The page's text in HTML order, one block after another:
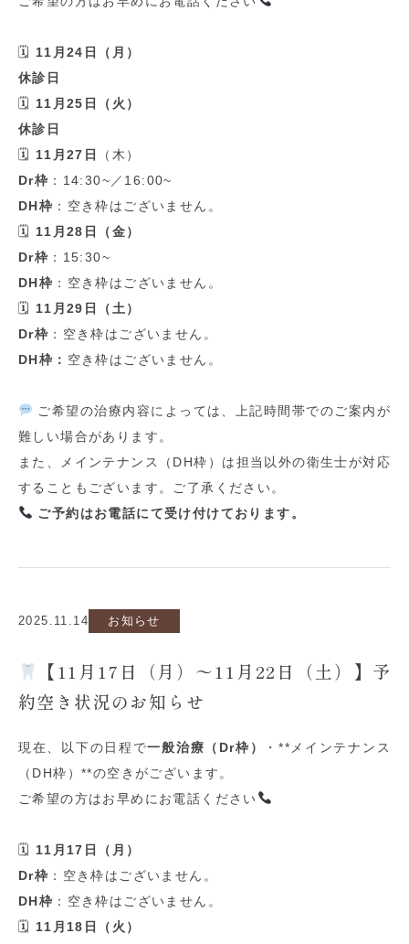
🗓 11 月24 日（月）
休診日
🗓
11 月25 日（火）
休診日
🗓
11 月27 日
（木）
Dr枠 ： 14:30~ ／ 16:00~
DH枠 ：空き枠はございません。
🗓
11 月28 日（金）
Dr枠 ： 15:30~
DH枠 ：空き枠はございません。
🗓
11 月29 日（土）
Dr枠 ：空き枠はございません。
DH枠： 空き枠はございません。
ご希望の治療内容によっては、上記時間帯でのご案内が
難しい場合があります。
また、メインテナンス（ DH枠）は担当以外の衛生士が対応
することもございます。ご了承ください。
ご予約はお電話にて受け付けております。
2025.11.14 お知らせ
【11月17日（月）〜11月22日（土）】予
約空き状況のお知らせ
現在、以下の日程で一般治療（ Dr枠） ・** メインテナンス
（ DH枠）**の空きがございます。
ご希望の方はお早めにお電話ください
🗓 11 月 17 日（月）
Dr枠 ：空き枠はございません。
DH枠 ：空き枠はございません。
🗓
11 月 18 日（火）